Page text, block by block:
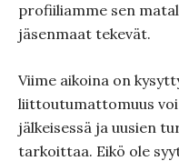
profiiliamme sen
jäsenmaat tekevät.
Viime aikoina on
liittoutumattomuus voi
jälkeisessä ja uusien
tarkoittaa. Eikö ole